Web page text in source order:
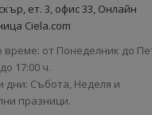
ет. 3, офис 33, Онлайн
Ciela.com
време: от Понеделник до
17:00 ч.
дни: Събота, Неделя и
празници.